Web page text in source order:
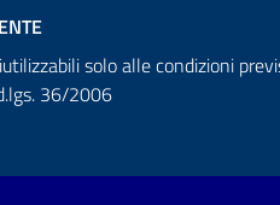
solo alle condizioni
36/2006